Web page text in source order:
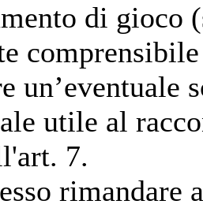
di gioco
un’eventuale
utile al
7.